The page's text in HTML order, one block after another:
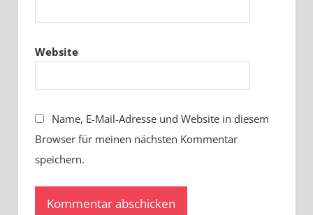
Website
Name, E-Mail-Adresse und Website in diesem
Browser für meinen nächsten Kommentar
speichern.